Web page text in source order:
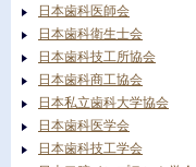
日本歯科医師会
日本歯科衛生士会
日本歯科技工所協会
日本歯科商工協会
日本私立歯科大学協会
日本歯科医学会
日本歯科技工学会